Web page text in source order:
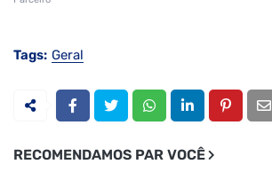
Tags: Geral
RECOMENDAMOS PAR VOCÊ